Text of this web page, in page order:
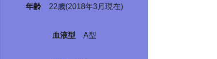
年齢 22歳(2018年3月現在)
血液型 A型